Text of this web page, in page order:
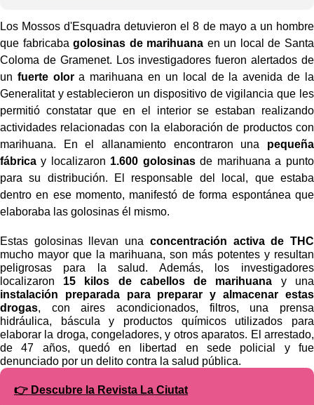
Los Mossos d'Esquadra detuvieron el 8 de mayo a un hombre
que fabricabagolosinas de marihuana en un local de Santa
Coloma de Gramenet. Los investigadores fueron alertados de
un fuerte olora marihuana en un local de la avenida de la
Generalitat y establecieron un dispositivo de vigilancia que les
permitió constatar que en el interior se estaban realizando
actividades relacionadas con la elaboración de productos con
marihuana. En el allanamiento encontraron una pequeña
fábrica y localizaron 1.600 golosinasde marihuana a punto
para su distribución. El responsable del local, que estaba
dentro en ese momento, manifestó de forma espontánea que
elaboraba las golosinas él mismo.
Estas golosinas llevan una concentración activa de THC
mucho mayor que la marihuana, son más potentes y resultan
peligrosas para la salud. Además, los investigadores
localizaron 15 kilos de cabellos de marihuana y una
instalación preparada para preparar y almacenar estas
drogas, con aires acondicionados, filtros, una prensa
hidráulica, báscula y productos químicos utilizados para
elaborar la droga, congeladores, y otros aparatos. El arrestado,
de 47 años, quedó en libertad en sede policial y fue
denunciado por un delito contra la salud pública.
👉 Descubre la Revista La Ciutat